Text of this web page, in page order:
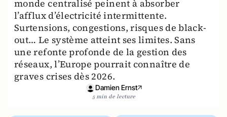
monde centralisé peinent à absorber
l’afflux d’électricité intermittente.
Surtensions, congestions, risques de black-
out… Le système atteint ses limites. Sans
une refonte profonde de la gestion des
réseaux, l’Europe pourrait connaître de
graves crises dès 2026.
Damien Ernst
5 min de lecture